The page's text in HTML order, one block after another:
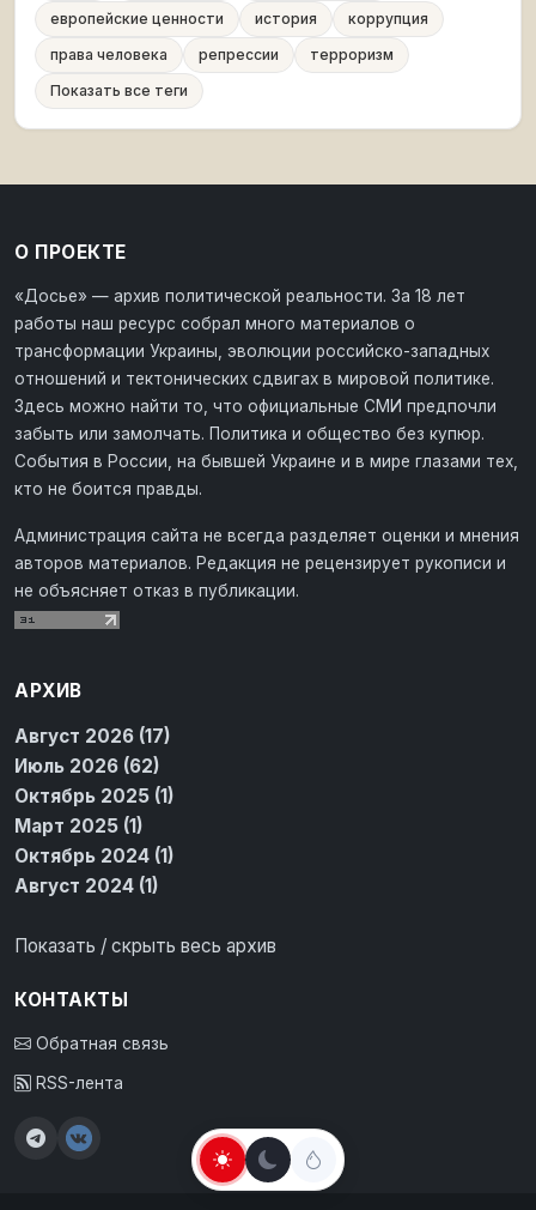
европейские ценности
история
коррупция
права человека
репрессии
терроризм
Показать все теги
О ПРОЕКТЕ
«Досье» — архив политической реальности. За 18 лет
работы наш ресурс собрал много материалов о
трансформации Украины, эволюции российско-западных
отношений и тектонических сдвигах в мировой политике.
Здесь можно найти то, что официальные СМИ предпочли
забыть или замолчать. Политика и общество без купюр.
События в России, на бывшей Украине и в мире глазами тех,
кто не боится правды.
Администрация сайта не всегда разделяет оценки и мнения
авторов материалов. Редакция не рецензирует рукописи и
не объясняет отказ в публикации.
АРХИВ
Август 2026 (17)
Июль 2026 (62)
Октябрь 2025 (1)
Март 2025 (1)
Октябрь 2024 (1)
Август 2024 (1)
Показать / скрыть весь архив
КОНТАКТЫ
Обратная связь
RSS-лента